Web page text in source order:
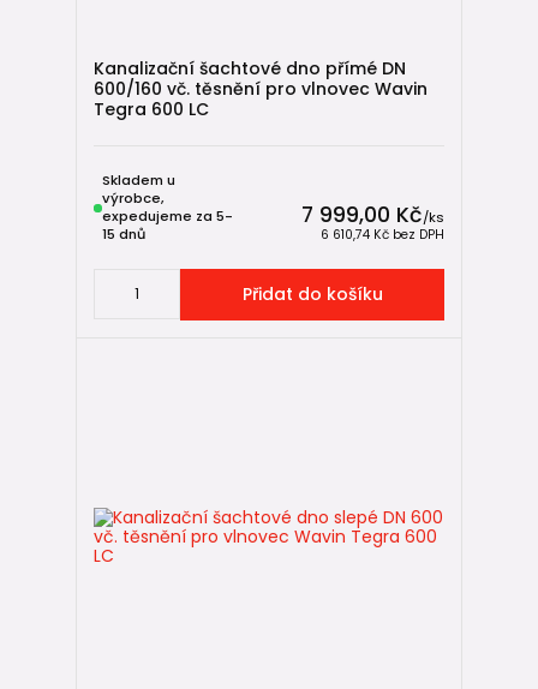
Kanalizační šachtové dno přímé DN
600/160 vč. těsnění pro vlnovec Wavin
Tegra 600 LC
7 999,00 Kč/ks
6 610,74 Kč bez DPH
Skladem u
výrobce,
expedujeme za 5-
15 dnů
Přidat do košíku